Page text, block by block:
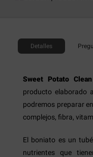
Detalles
Sweet Potato
producto elaborado
podremos preparar
complejos, fibra,
El boniato es un
nutrientes que